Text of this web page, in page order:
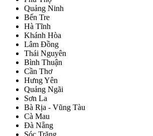
Quảng Ninh
Bến Tre
Hà Tĩnh
Khánh Hòa
Lâm Đồng
Thái Nguyên
Bình Thuận
Cần Thơ
Hưng Yên
Quảng Ngãi
Sơn La
Bà Rịa - Vũng Tàu
Cà Mau
Đà Nẵng
Sóc Trăng